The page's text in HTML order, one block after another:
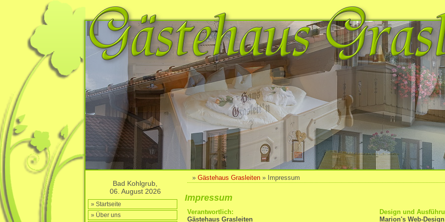
Bad Kohlgrub,
06. August 2026
» Startseite
» Über uns
» Gästehaus Grasleiten » Impressum
Impressum
Verantwortlich:
Gästehaus Grasleiten
Design und
Marion's Web-Design